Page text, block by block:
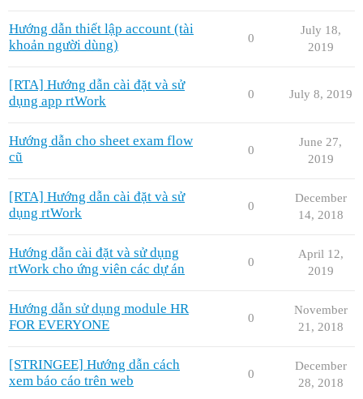
Hướng dẫn thiết lập account (tài
khoản người dùng)
0
July 18,
2019
[RTA] Hướng dẫn cài đặt và sử
dụng app rtWork
0 July 8, 2019
Hướng dẫn cho sheet exam flow
cũ
0
June 27,
2019
[RTA] Hướng dẫn cài đặt và sử
dụng rtWork
0
December
14, 2018
Hướng dẫn cài đặt và sử dụng
rtWork cho ứng viên các dự án
0
April 12,
2019
Hướng dẫn sử dụng module HR
FOR EVERYONE
0
November
21, 2018
[STRINGEE] Hướng dẫn cách
xem báo cáo trên web
0
December
28, 2018